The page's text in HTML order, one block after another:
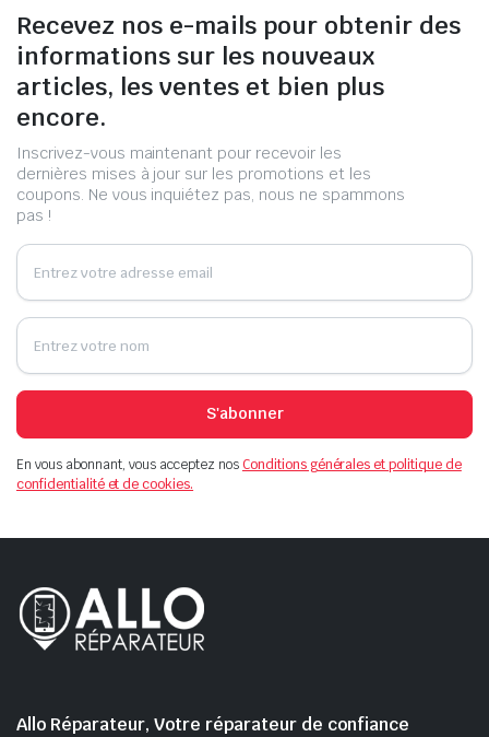
Recevez nos e-mails pour obtenir des
informations sur les nouveaux
articles, les ventes et bien plus
encore.
Inscrivez-vous maintenant pour recevoir les
dernières mises à jour sur les promotions et les
coupons. Ne vous inquiétez pas, nous ne spammons
pas !
S'abonner
En vous abonnant, vous acceptez nosConditions générales et politique de
confidentialité et de cookies.
Allo Réparateur, Votre réparateur de confiance